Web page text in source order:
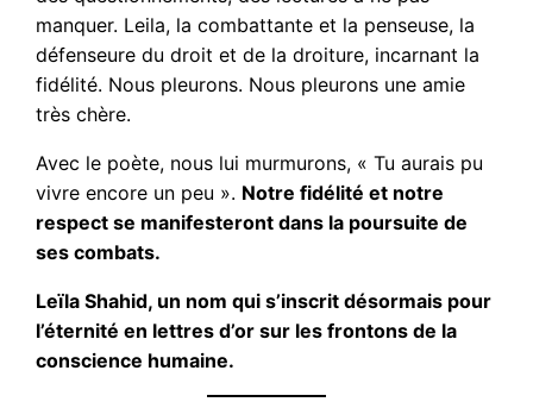
manquer. Leila, la combattante et la penseuse, la
défenseure du droit et de la droiture, incarnant la
fidélité. Nous pleurons. Nous pleurons une amie
très chère.
Avec le poète, nous lui murmurons, « Tu aurais pu
vivre encore un peu ». Notre fidélité et notre
respect se manifesteront dans la poursuite de
ses combats.
Leïla Shahid, un nom qui s’inscrit désormais pour
l’éternité en lettres d’or sur les frontons de la
conscience humaine.